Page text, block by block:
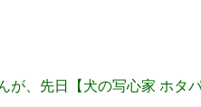
、先日【犬の写心家 ホ